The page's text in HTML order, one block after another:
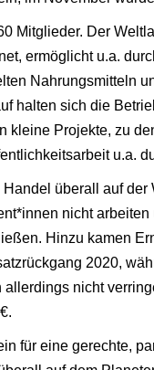
Mitglieder. Der
ermöglicht u.a.
Nahrungsmitteln
halten sich die
kleine Projekte, zu
u.a.
überall auf
nicht
Hinzu kamen
2020,
allerdings nicht
für eine gerechte,